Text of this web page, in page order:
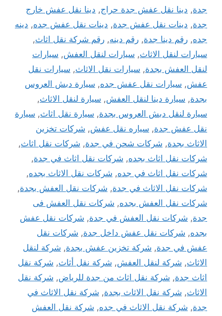
جدة, دينا نقل عفش جدة حراج, دينا نقل عفش خارج
جدة, دينات نقل عفش جدة, دينات نقل عفش جده, دينه
جده, رقم دينا جدة, رقم دينه, رقم شركة نقل اثاث,
سيارات لنقل الاثاث, سيارات لنقل العفش, سيارات
لنقل العفش بجدة, سيارات نقل الاثاث, سيارات نقل
عفش, سيارات نقل عفش جده, سيارة دبش العروس
بجدة, سيارة دينا لنقل العفش, سيارة لنقل الاثاث,
سيارة لنقل دبش العروس بجدة, سيارة نقل اثاث, سيارة
نقل عفش جدة, سياره نقل عفش, شركات تخزين
الاثاث بجدة, شركات شحن في جدة, شركات نقل اثاث,
شركات نقل اثاث بجده, شركات نقل اثاث في جدة,
شركات نقل اثاث في جده, شركات نقل الاثاث بجده,
شركات نقل الاثاث في جدة, شركات نقل العفش بجدة,
شركات نقل العفش بجده, شركات نقل العفش فى
جدة, شركات نقل العفش في جدة, شركات نقل عفش
بجده, شركات نقل عفش داخل جدة, شركات نقل
عفش في جدة, شركة تخزين عفش بجدة, شركة لنقل
الاثاث, شركة لنقل العفش, شركة نقل أثاث, شركة نقل
اثاث جدة, شركة نقل اثاث من جدة للرياض, شركة نقل
الاثاث, شركة نقل الاثاث بجدة, شركة نقل الاثاث في
جدة, شركة نقل الاثاث في جده, شركة نقل العفش